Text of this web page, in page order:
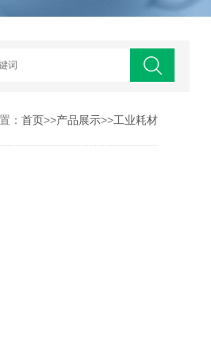
： 首页>>产品展示>>工业耗材